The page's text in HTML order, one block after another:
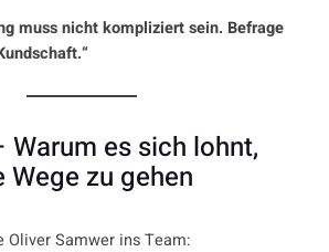
muss nicht kompliziert sein. Befrage
Warum es sich lohnt,
zu gehen
Oliver Samwer ins Team: